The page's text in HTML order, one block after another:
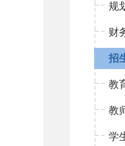
规
财
招
教
教
学